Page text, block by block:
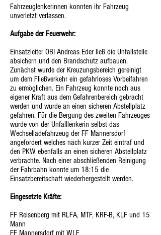
Fahrzeuglenkerinnen konnten ihr Fahrzeug
unverletzt verlassen.
Aufgabe der Feuerwehr:
Einsatzleiter OBI Andreas Eder ließ die Unfallstelle
absichern und den Brandschutz aufbauen.
Zunächst wurde der Kreuzungsbereich gereinigt
um dem Fließverkehr ein gefahrloses Vorbeifahren
zu ermöglichen. Ein Fahrzeug konnte noch aus
eigener Kraft aus dem Gefahrenbereich gebracht
werden und wurde an einen sicheren Abstellplatz
gefahren. Für die Bergung des zweiten Fahrzeuges
wurde von der Unfalllenkerin selbst das
Wechselladefahrzeug der FF Mannersdorf
angefordert welches nach kurzer Zeit eintraf und
den PKW ebenfalls an einen sicheren Abstellplatz
verbrachte. Nach einer abschließenden Reinigung
der Fahrbahn konnte um 18:15 die
Einsatzbereitschaft wiederhergestellt werden.
Eingesetzte Kräfte:
FF Reisenberg mit RLFA, MTF, KRF-B, KLF und 15
Mann
FF Mannersdorf mit WLF